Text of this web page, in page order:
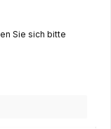
Sie sich bitte